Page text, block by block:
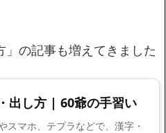
の記事も増えてきました
出し方 | 60爺の手習い
スマホ、テプラなどで、漢字・